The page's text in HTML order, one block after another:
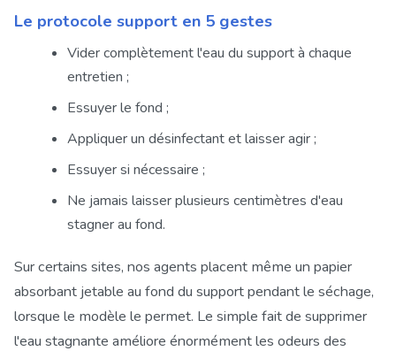
Le protocole support en 5 gestes
Vider complètement l'eau du support à chaque
entretien ;
Essuyer le fond ;
Appliquer un désinfectant et laisser agir ;
Essuyer si nécessaire ;
Ne jamais laisser plusieurs centimètres d'eau
stagner au fond.
Sur certains sites, nos agents placent même un papier
absorbant jetable au fond du support pendant le séchage,
lorsque le modèle le permet. Le simple fait de supprimer
l'eau stagnante améliore énormément les odeurs des